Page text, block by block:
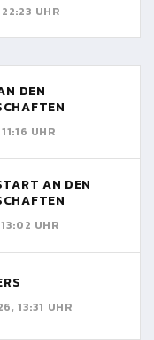
UHR
DEN
UHR
AN DEN
UHR
13:31 UHR